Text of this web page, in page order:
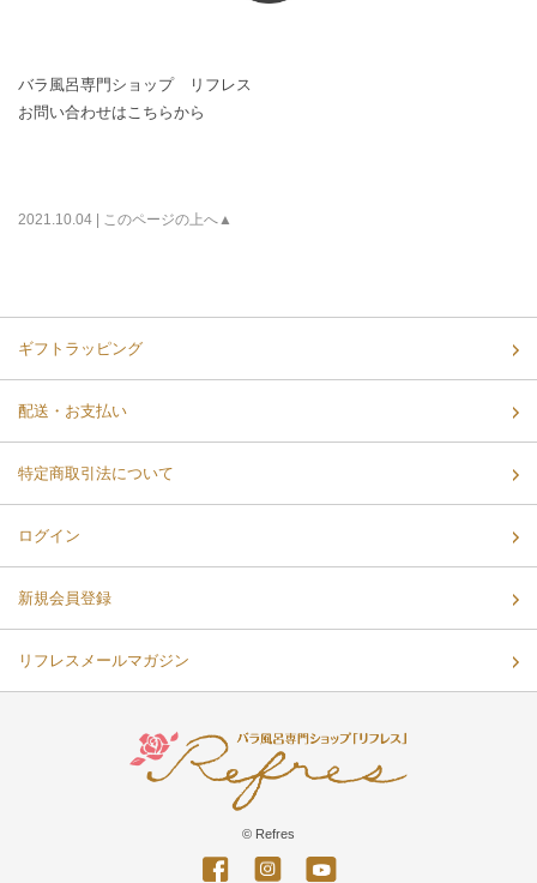
バラ風呂専門ショップ リフレス
お問い合わせはこちらから
2021.10.04 | このページの上へ▲
ギフトラッピング
配送・お支払い
特定商取引法について
ログイン
新規会員登録
リフレスメールマガジン
© Refres